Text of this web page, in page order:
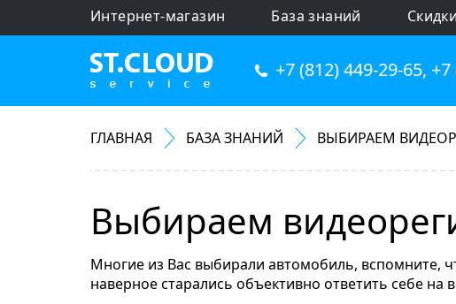
Интернет-магазин База знаний Скидки
+7 (812) 449-29-65, +7
ГЛАВНАЯ БАЗА ЗНАНИЙ ВЫБИРАЕМ
Выбираем
Многие из Вас выбирали автомобиль, вспомните,
наверное старались объективно ответить себе на